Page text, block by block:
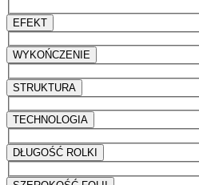
EFEKT
WYKOŃCZENIE
STRUKTURA
TECHNOLOGIA
DŁUGOŚĆ ROLKI